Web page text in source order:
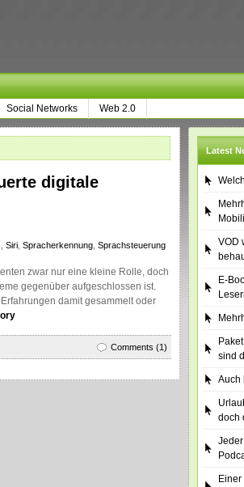
Social Networks Web 2.0
digitale
Siri Spracherkennung Sprachsteuerung
zwar nur eine kleine Rolle, doch
gegenüber aufgeschlossen ist.
damit gesammelt oder
Comments (1)
Latest
VOD
E-
sind
Auch
doch